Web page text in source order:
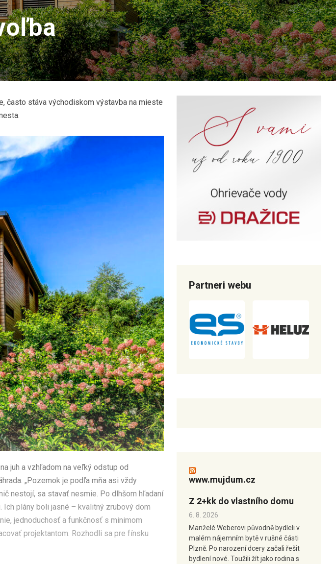
často stáva východiskom výstavba na mieste
juh a vzhľadom na veľký odstup od
„Pozemok je podľa mňa asi vždy
nestojí, sa stavať nesmie. Po dlhšom hľadaní
Ich plány boli jasné – kvalitný zrubový dom
jednoduchosť a funkčnosť s minimom
projektantom. Rozhodli sa pre fínsku
Partneri webu
www.mujdum.cz
Z 2+kk do vlastního domu
6. 8. 2026
Manželé Weberovi původně bydleli v
malém nájemním bytě v rušné části
Plzně. Po narození dcery začali řešit
bydlení nové. Toužili žít jako rodina s